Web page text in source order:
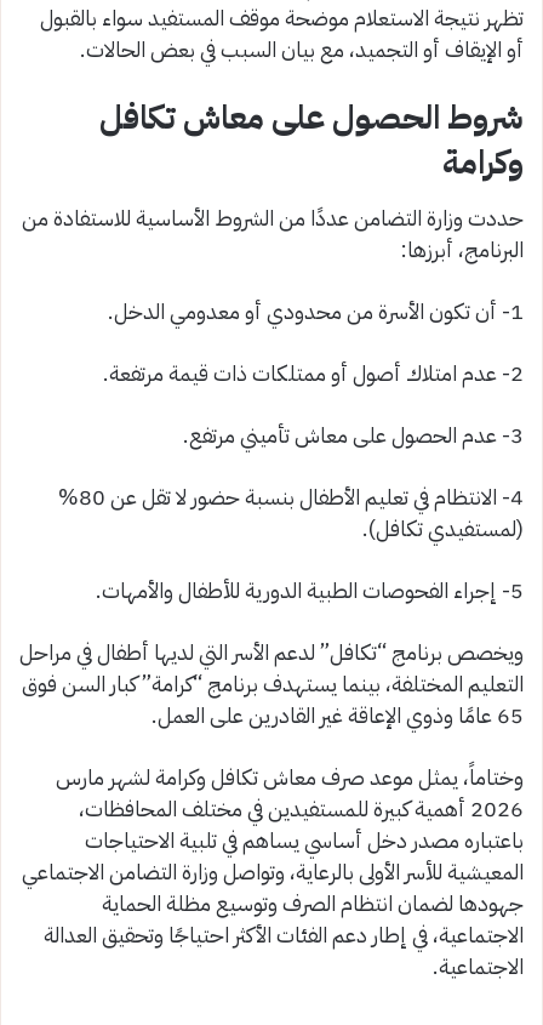
تظهر نتيجة الاستعلام موضحة موقف المستفيد سواء بالقبول
أو الإيقاف أو التجميد، مع بيان السبب في بعض الحالات.
شروط الحصول على معاش تكافل
وكرامة
حددت وزارة التضامن عددًا من الشروط الأساسية للاستفادة من
البرنامج، أبرزها:
1- أن تكون الأسرة من محدودي أو معدومي الدخل.
2- عدم امتلاك أصول أو ممتلكات ذات قيمة مرتفعة.
3- عدم الحصول على معاش تأميني مرتفع.
4- الانتظام في تعليم الأطفال بنسبة حضور لا تقل عن 80%
(لمستفيدي تكافل).
5- إجراء الفحوصات الطبية الدورية للأطفال والأمهات.
ويخصص برنامج “تكافل” لدعم الأسر التي لديها أطفال في مراحل
التعليم المختلفة، بينما يستهدف برنامج “كرامة” كبار السن فوق
65 عامًا وذوي الإعاقة غير القادرين على العمل.
وختاماً، يمثل موعد صرف معاش تكافل وكرامة لشهر مارس
2026 أهمية كبيرة للمستفيدين في مختلف المحافظات،
باعتباره مصدر دخل أساسي يساهم في تلبية الاحتياجات
المعيشية للأسر الأولى بالرعاية، وتواصل وزارة التضامن الاجتماعي
جهودها لضمان انتظام الصرف وتوسيع مظلة الحماية
الاجتماعية، في إطار دعم الفئات الأكثر احتياجًا وتحقيق العدالة
الاجتماعية.